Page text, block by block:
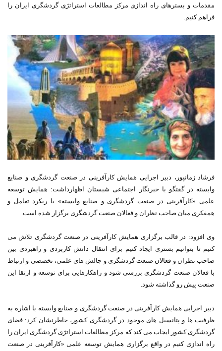
مقدمات و بسترهای راه اندازی مرکز مطالعات استراتژی گردشگری ایران را
فراهم کنیم.
فرشاد زمانپور، دبیر اجرایی همایش کارآفرینی در صنعت گردشگری و صنایع
وابسته در گفتگو با خبرنگار اجتماعی شبستان اظهارداشت: همایش توسعه
علمی «کارآفرینی در صنعت گردشگری و صنایع وابسته» با ریکرد تعامل و
همفکری میان صاحب نظران و فعالان صنعت گردشگری برگزار شده است.
وی افزود: در قالب برگزاری همایش کارآفرینی در صنعت گردشگری تلاش می
کنیم تا بتوانیم بستری ایجاد کنیم برای انتقال دانش کاربردی و راهبردی بین
صاحب نظران و فعالان صنعت گردشگری و چالش های علمی، تخصصی و ارتباط
با فعالان صنعت گردشگری بررسی شود و راهکارهایی برای توسعه و ارتقا این
صنعت پیش رو گذاشته شود.
دبیر اجرایی همایش کارآفرینی در صنعت گردشگری و صنایع وابسته با اشاره به
ظرفیت ها و پتانسیل های موجود در گردشگری کشور، خاطرنشان کرد: فضای
گردشگری کشور ایجاب می کند که مرکز مطالعات استراتژی گردشگری ایران را
راه اندازی کنیم در واقع برگزاری همایش توسعه علمی «کارآفرینی در صنعت